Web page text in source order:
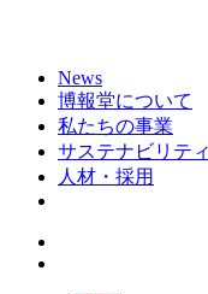
News
博報堂について
私たちの事業
サステナビリティ
人材・採用